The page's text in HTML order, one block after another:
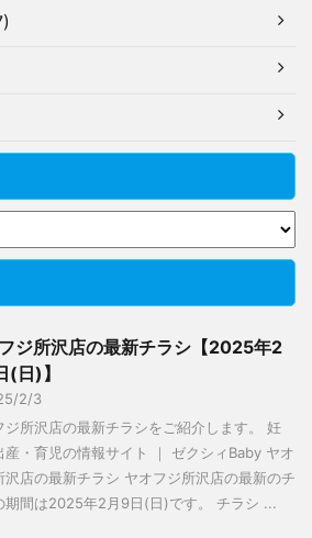
ジ所沢店の最新チラシ【2025年2
(日)】
2/3
ジ所沢店の最新チラシをご紹介します。 妊
産・育児の情報サイト ｜ ゼクシィBaby ヤオ
沢店の最新チラシ ヤオフジ所沢店の最新のチ
期間は2025年2月9日(日)です。 チラシ ...